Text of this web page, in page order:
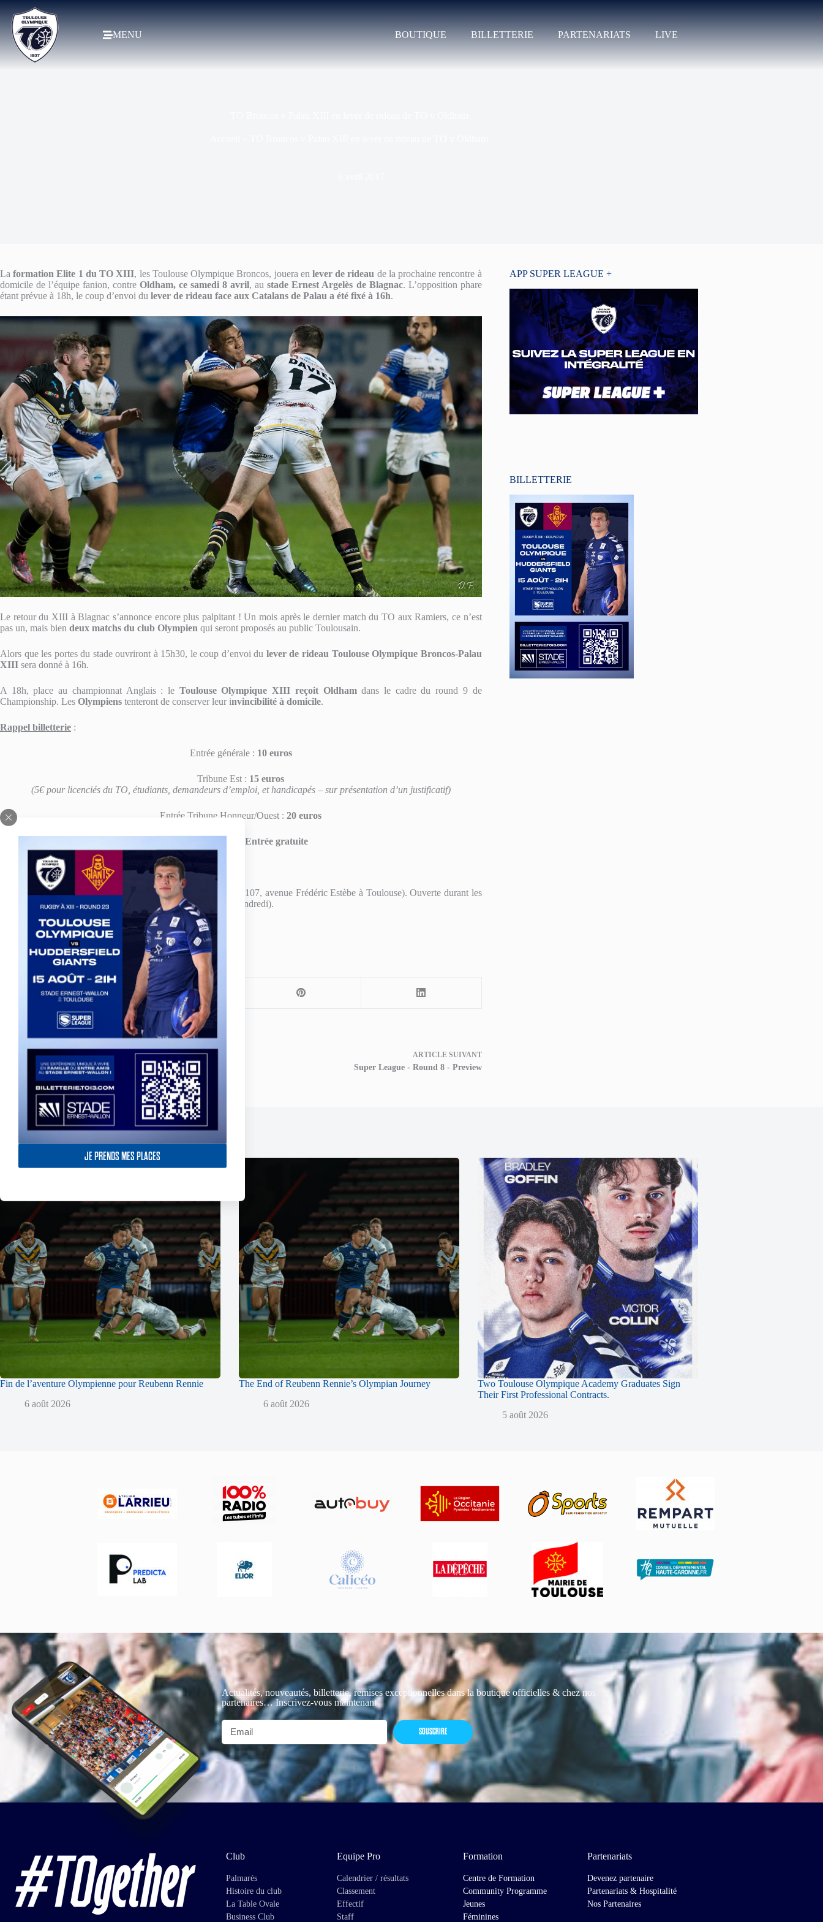
JE PRENDS MES PLACES
MENU BOUTIQUE BILLETTERIE PARTENARIATS LIVE
Laformation Elite 1 du TO XIII, les Toulouse Olympique Broncos, jouera enlever de rideau de la prochaine rencontre à
domicile de l’équipe fanion, contreOldham, ce samedi 8 avril, austade Ernest Argelès de Blagnac. L’opposition phare
étant prévue à 18h, le coup d’envoi du lever de rideau face aux Catalans de Palau a été fixé à 16h.
Le retour du XIII à Blagnac s’annonce encore plus palpitant ! Un mois après le dernier match du TO aux Ramiers, ce n’est
pas un, mais bien deux matchs du club Olympien qui seront proposés au public Toulousain.
Alors que les portes du stade ouvriront à 15h30, le coup d’envoi du lever de rideau Toulouse Olympique Broncos-Palau
XIII sera donné à 16h.
A 18h, place au championnat Anglais : le Toulouse Olympique XIII reçoit Oldhamdans le cadre du round 9 de
Championship. Les Olympiens tenteront de conserver leur invincibilité à domicile.
Rappel billetterie :
Entrée générale : 10 euros
Tribune Est : 15 euros
(5€ pour licenciés du TO, étudiants, demandeurs d’emploi, et handicapés – sur présentation d’un justificatif)
Entrée Tribune Honneur/Ouest :20 euros
Entrée gratuite
Plusieurs possibilités pour vous procurer les places :
Ala billetterie du siège du TO XIII(Stade Arnauné – 107, avenue Frédéric Estèbe à Toulouse). Ouverte durant les
horaires administratifs (9h-12h et 14h-18h du lundi au vendredi).
Sur labilletterie en ligne du TO XIII:Cliquez ici
Partagez votre amour
ARTICLEPRÉCÉDENT
Paul MARCON : « Faire un gros match
devant nos supporters »
ARTICLESUIVANT
Super League - Round 8 - Preview
APP SUPER LEAGUE +
BILLETTERIE
Publications similaires
Fin de l’aventure Olympienne pour Reubenn Rennie
6 août 2026
The End of Reubenn Rennie’s Olympian Journey
6 août 2026
Two Toulouse Olympique Academy Graduates Sign
Their First Professional Contracts.
5 août 2026
Actualités, nouveautés, billetterie, remises exceptionnelles dans la boutique officielles & chez nos
partenaires… Inscrivez-vous maintenant
SOUSCRIRE
Club
Palmarès
Histoire du club
La Table Ovale
Business Club
Equipe Pro
Calendrier / résultats
Classement
Effectif
Staff
Formation
Centre de Formation
Community Programme
Jeunes
Féminines
Partenariats
Devenez partenaire
Partenariats & Hospitalité
Nos Partenaires